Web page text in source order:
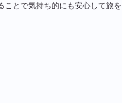
ことで気持ち的にも安心して旅を